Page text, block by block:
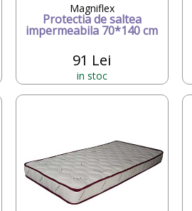
Magniflex
Protectia de saltea
impermeabila 70*140 cm
91 Lei
in stoc